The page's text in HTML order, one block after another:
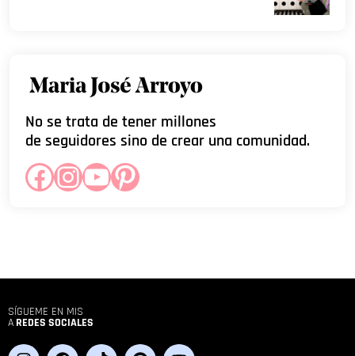
No se trata de tener millones
de seguidores sino de crear una comunidad.
SÍGUEME EN MIS
AREDES SOCIALES